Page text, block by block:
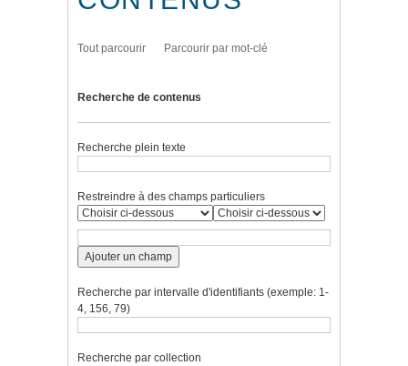
Tout parcourir Parcourir par mot-clé
Recherche de contenus
Recherche plein texte
Restreindre à des champs particuliers
Ajouter un champ
Recherche par intervalle d'identifiants (exemple: 1-
4, 156, 79)
Recherche par collection